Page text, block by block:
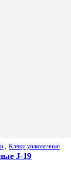
Клещи упаковочные
J-19